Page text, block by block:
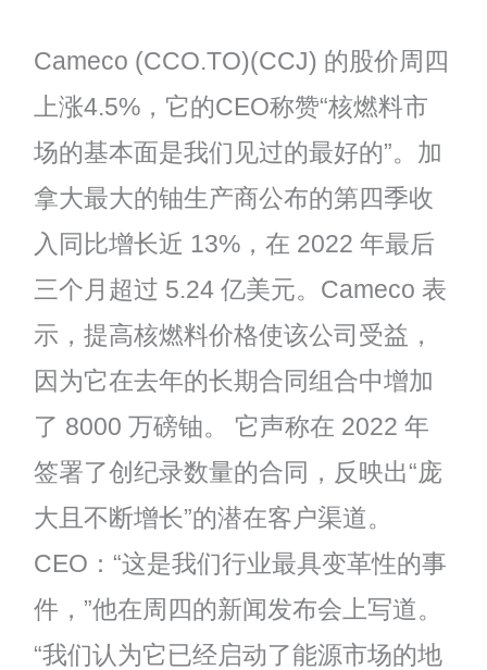
Cameco (CCO.TO)(CCJ) 的股价周四
上涨4.5%，它的CEO称赞“核燃料市
场的基本面是我们见过的最好的”。加
拿大最大的铀生产商公布的第四季收
入同比增长近 13%，在 2022 年最后
三个月超过 5.24 亿美元。Cameco 表
示，提高核燃料价格使该公司受益，
因为它在去年的长期合同组合中增加
了 8000 万磅铀。 它声称在 2022 年
签署了创纪录数量的合同，反映出“庞
大且不断增长”的潜在客户渠道。
CEO：“这是我们行业最具变革性的事
件，”他在周四的新闻发布会上写道。
“我们认为它已经启动了能源市场的地